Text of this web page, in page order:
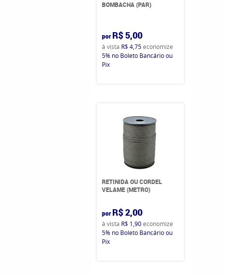
BOMBACHA (PAR)
por R$ 5,00
à vista R$ 4,75economize
5% no Boleto Bancário ou
Pix
RETINIDA OU CORDEL
VELAME (METRO)
por R$ 2,00
à vista R$ 1,90economize
5% no Boleto Bancário ou
Pix